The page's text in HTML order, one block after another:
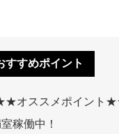
すすめポイント
オススメポイ
稼働中！